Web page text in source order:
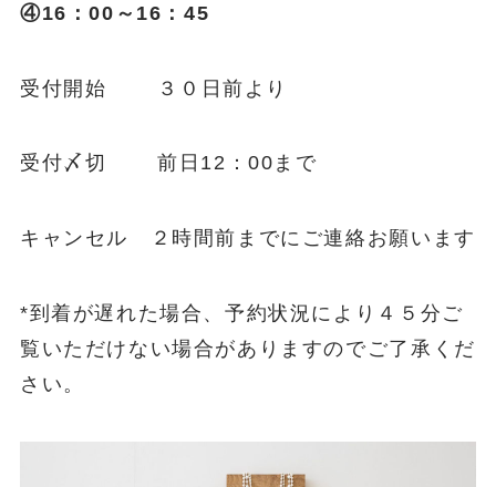
④16：00～16：45
受付開始 ３０日前より
受付〆切 前日12：00まで
キャンセル ２時間前までにご連絡お願います
*到着が遅れた場合、予約状況により４５分ご
覧いただけない場合がありますのでご了承くだ
さい。